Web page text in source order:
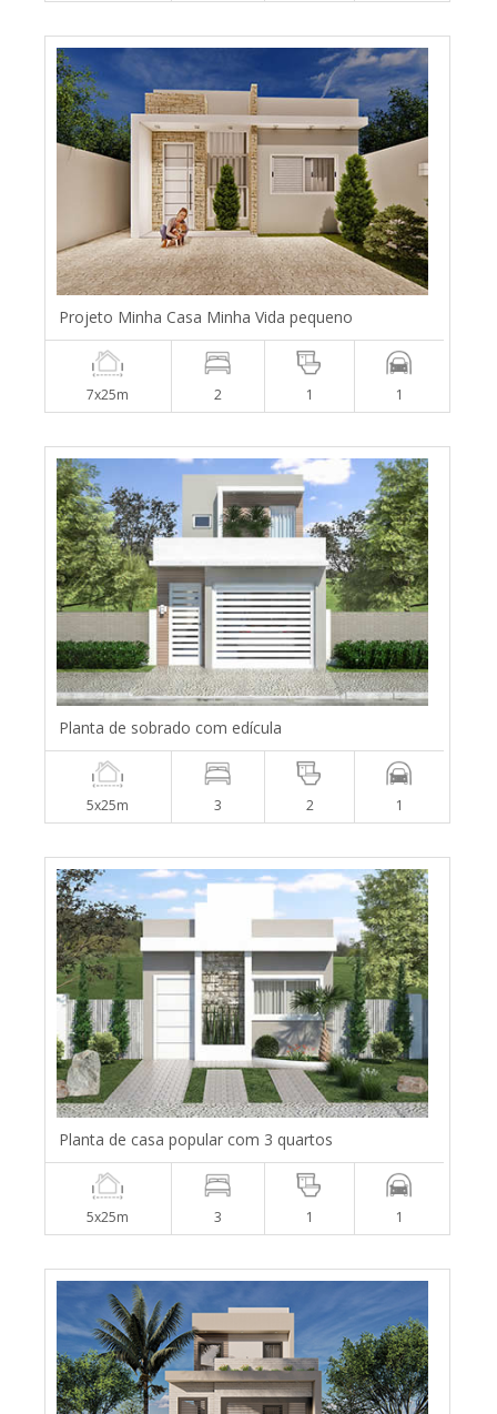
Projeto Minha Casa Minha Vida pequeno
7x25m 2 1 1
Planta de sobrado com edícula
5x25m 3 2 1
Planta de casa popular com 3 quartos
5x25m 3 1 1